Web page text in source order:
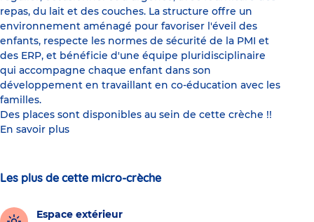
repas, du lait et des couches. La structure offre un
environnement aménagé pour favoriser l'éveil des
enfants, respecte les normes de sécurité de la PMI et
des ERP, et bénéficie d'une équipe pluridisciplinaire
qui accompagne chaque enfant dans son
développement en travaillant en co-éducation avec les
familles.
Des places sont disponibles au sein de cette crèche !!
En savoir plus
Les plus de cette micro-crèche
Espace extérieur